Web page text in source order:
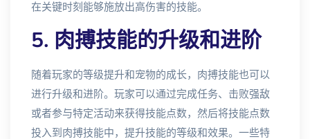
在关键时刻能够施放出高伤害的技能。
5. 肉搏技能的升级和进阶
随着玩家的等级提升和宠物的成长，肉搏技能也可以
进行升级和进阶。玩家可以通过完成任务、击败强敌
或者参与特定活动来获得技能点数，然后将技能点数
投入到肉搏技能中，提升技能的等级和效果。一些特